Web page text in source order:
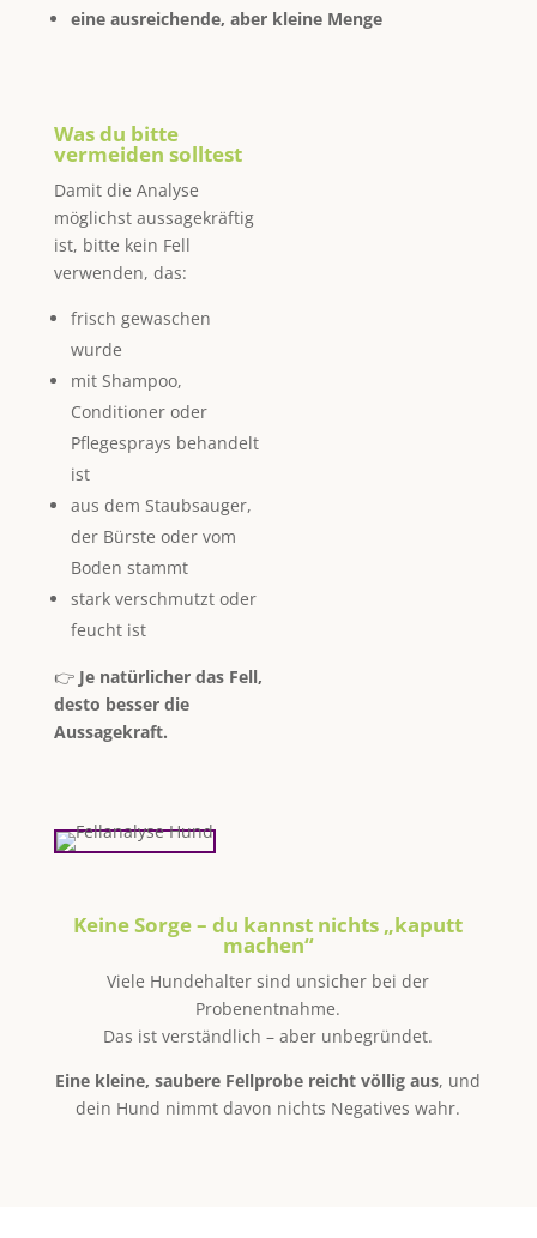
eine ausreichende, aber kleine Menge
Was du bitte
vermeiden solltest
Damit die Analyse
möglichst aussagekräftig
ist, bitte kein Fell
verwenden, das:
frisch gewaschen
wurde
mit Shampoo,
Conditioner oder
Pflegesprays behandelt
ist
aus dem Staubsauger,
der Bürste oder vom
Boden stammt
stark verschmutzt oder
feucht ist
👉 Je natürlicher das Fell,
desto besser die
Aussagekraft.
Keine Sorge – du kannst nichts „kaputt
machen“
Viele Hundehalter sind unsicher bei der
Probenentnahme.
Das ist verständlich – aber unbegründet.
Eine kleine, saubere Fellprobe reicht völlig aus, und
dein Hund nimmt davon nichts Negatives wahr.